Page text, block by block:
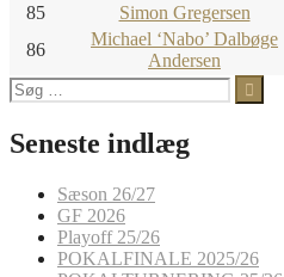
85
Simon Gregersen
86
Michael ‘Nabo’ Dalbøge
Andersen
Søg
efter:
Seneste indlæg
Sæson 26/27
GF 2026
Playoff 25/26
POKALFINALE 2025/26